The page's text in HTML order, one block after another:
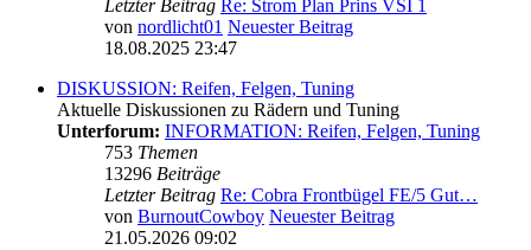
Letzter Beitrag Re: Strom Plan Prins VSI 1
von nordlicht01 Neuester Beitrag
18.08.2025 23:47
DISKUSSION: Reifen, Felgen, Tuning
Aktuelle Diskussionen zu Rädern und Tuning
Unterforum: INFORMATION: Reifen, Felgen, Tuning
753 Themen
13296 Beiträge
Letzter Beitrag Re: Cobra Frontbügel FE/5 Gut…
von BurnoutCowboy Neuester Beitrag
21.05.2026 09:02